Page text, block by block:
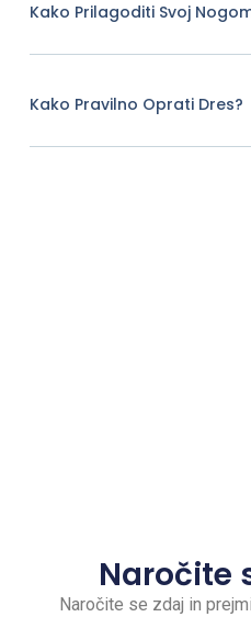
Kako Prilagoditi Svoj
Kako Pravilno Oprati Dres?
Naročite
Naročite se zdaj in